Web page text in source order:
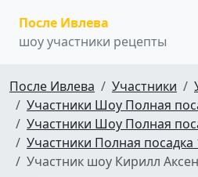
После Ивлева
шоу участники рецепты
После Ивлева Участники
Участники Шоу Полная
Участники Шоу Полная
Участники Полная посадка
Участник шоу Кирилл